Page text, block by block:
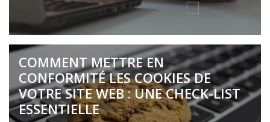
COMMENT METTRE EN
CONFORMITÉ LES COOKIES DE
VOTRE SITE WEB : UNE CHECK-LIST
ESSENTIELLE